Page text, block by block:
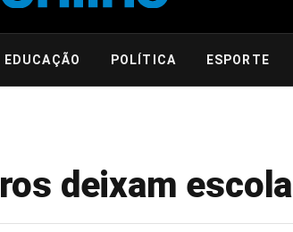
EDUCAÇÃO POLÍTICA ESPORTE
deixam escola